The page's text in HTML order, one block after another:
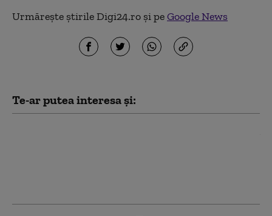
Urmărește știrile Digi24.ro și peGoogle News
Te-ar putea interesa și: